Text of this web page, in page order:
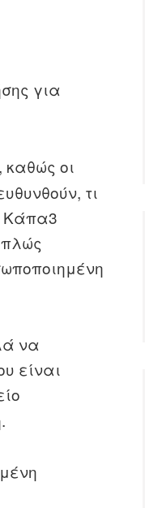
για
, καθώς οι
τι
Κάπα3
να
είναι